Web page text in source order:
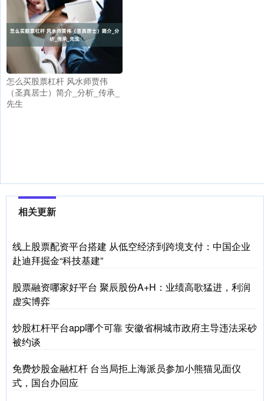
怎么买股票杠杆 风水师贾伟
（圣真居士）简介_分析_传承_
先生
相关更新
线上股票配资平台搭建 从低空经济到跨境支付：中国企业
赴迪拜掘金“科技基建”
股票融资哪家好平台 聚辰股份A+H：业绩高歌猛进，利润
虚实博弈
炒股杠杆平台app哪个可靠 安徽省桐城市政府主导违法采砂
被约谈
免费炒股金融杠杆 台当局拒上海派员参加小熊猫见面仪
式，国台办回应